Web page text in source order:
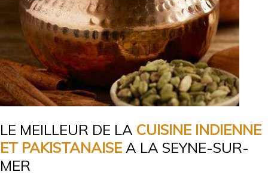
LE MEILLEUR DE LA CUISINE INDIENNE
ET PAKISTANAISE A LA SEYNE-SUR-
MER